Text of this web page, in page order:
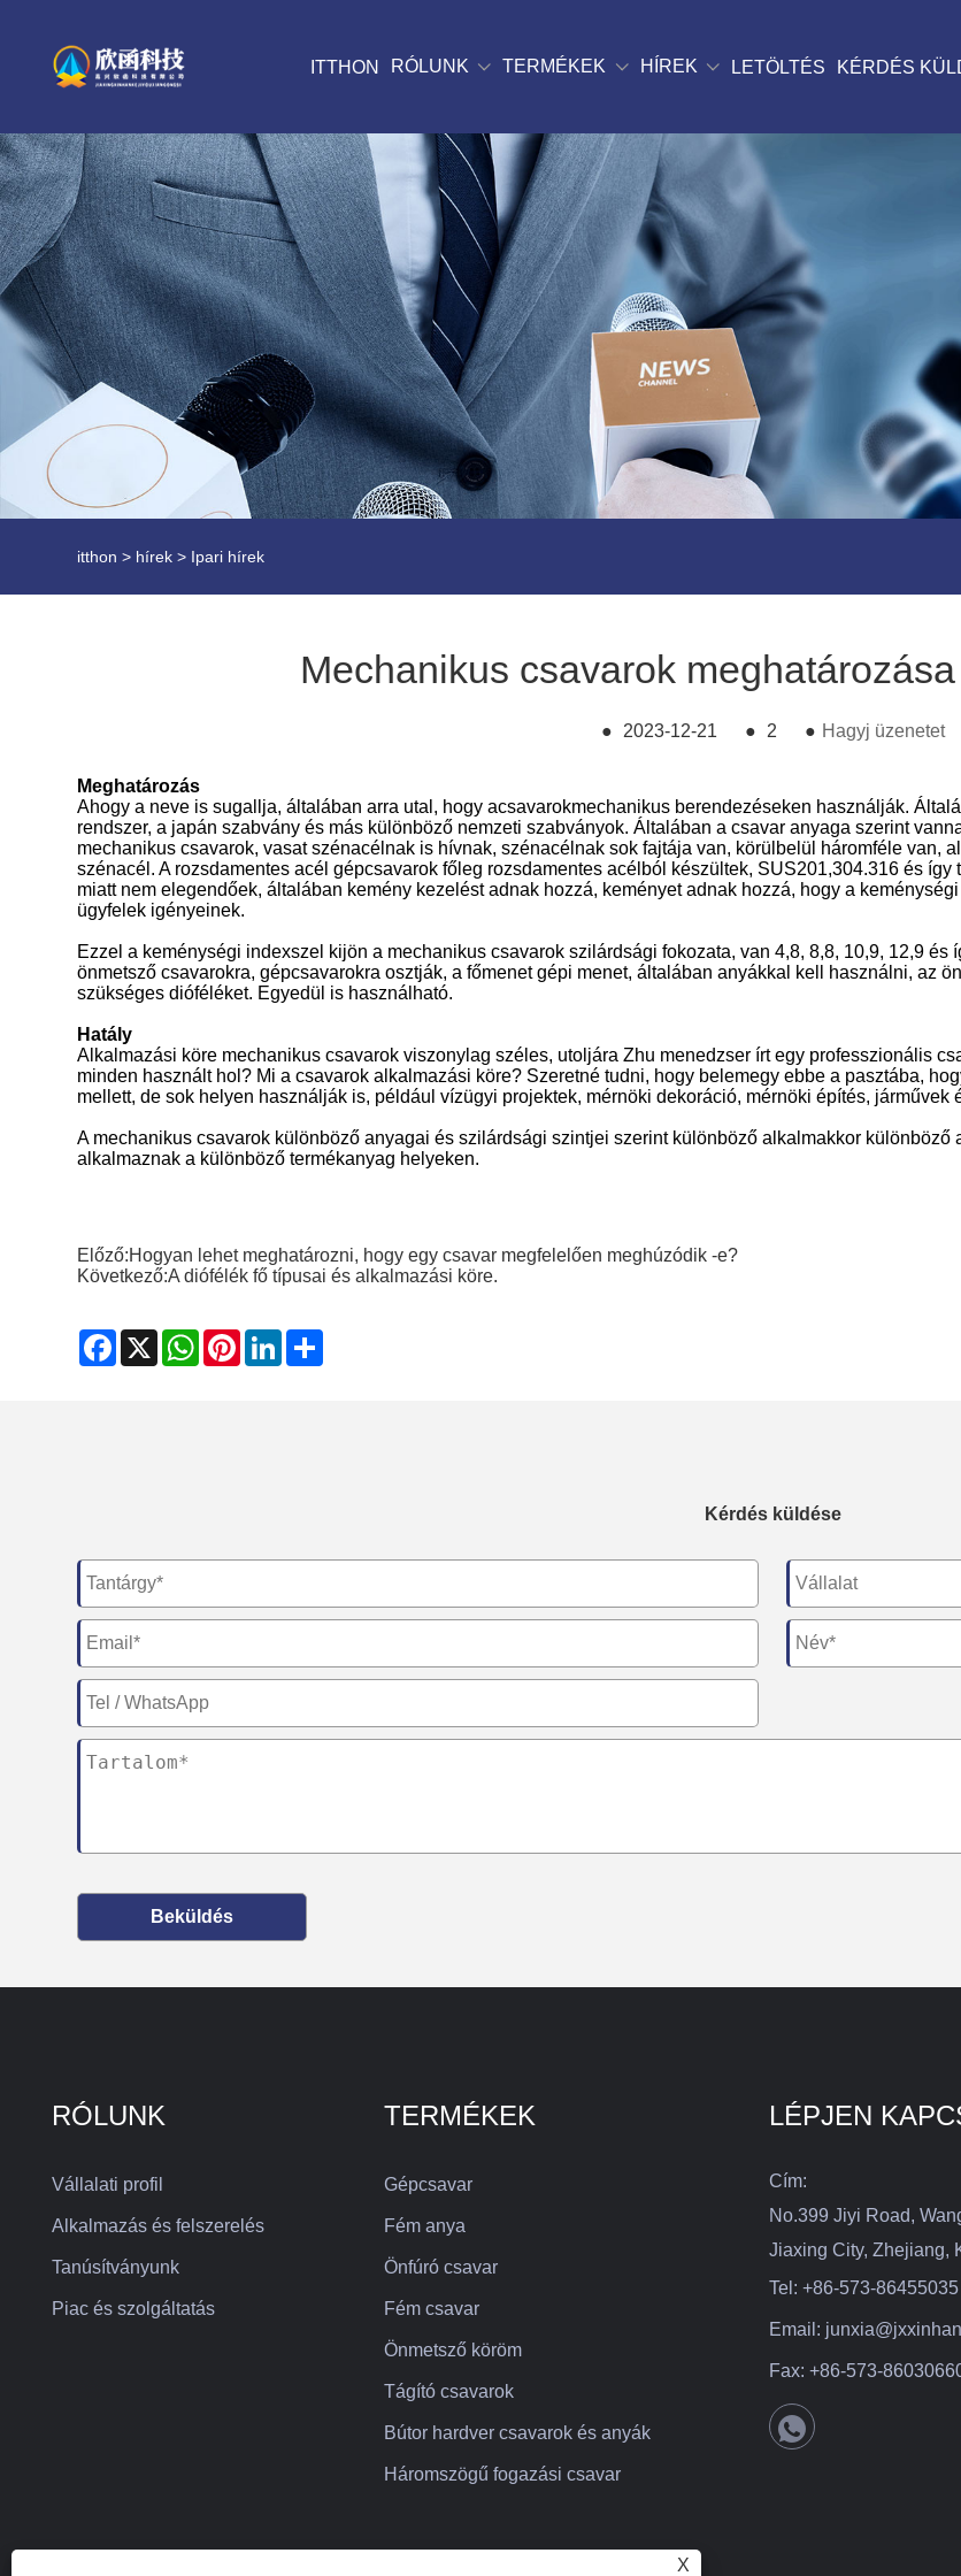
ITTHON RÓLUNK TERMÉKEK HÍREK LETÖLTÉS KÉRDÉS
itthon > hírek > Ipari hírek
Mechanikus csavarok
● 2023-12-21 ● 2 ● Hagyj üzenetet
Meghatározás
Ahogy a neve is sugallja, általában arra utal, hogy acsavarokmechanikus berendezéseken használják.
rendszer, a japán szabvány és más különböző nemzeti szabványok. Általában a csavar anyaga szerint
mechanikus csavarok, vasat szénacélnak is hívnak, szénacélnak sok fajtája van, körülbelül háromféle van,
szénacél. A rozsdamentes acél gépcsavarok főleg rozsdamentes acélból készültek, SUS201,304.316 és
miatt nem elegendőek, általában kemény kezelést adnak hozzá, keményet adnak hozzá, hogy a
ügyfelek igényeinek.
Ezzel a keménységi indexszel kijön a mechanikus csavarok szilárdsági fokozata, van 4,8, 8,8, 10,9, 12,9
önmetsző csavarokra, gépcsavarokra osztják, a főmenet gépi menet, általában anyákkal kell használni, az
szükséges dióféléket. Egyedül is használható.
Hatály
Alkalmazási köre mechanikus csavarok viszonylag széles, utoljára Zhu menedzser írt egy professzionális
minden használt hol? Mi a csavarok alkalmazási köre? Szeretné tudni, hogy belemegy ebbe a pasztába,
mellett, de sok helyen használják is, például vízügyi projektek, mérnöki dekoráció, mérnöki építés, járművek
A mechanikus csavarok különböző anyagai és szilárdsági szintjei szerint különböző alkalmakkor
alkalmaznak a különböző termékanyag helyeken.
Előző:Hogyan lehet meghatározni, hogy egy csavar megfelelően meghúzódik -e?
Következő:A diófélék fő típusai és alkalmazási köre.
Facebook
X WhatsApp
PinterestLinkedIn
Kérdés küldése
Beküldés
RÓLUNK
Vállalati profil
Alkalmazás és felszerelés
Tanúsítványunk
Piac és szolgáltatás
TERMÉKEK
Gépcsavar
Fém anya
Önfúró csavar
Fém csavar
Önmetsző köröm
Tágító csavarok
Bútor hardver csavarok és anyák
Háromszögű fogazási csavar
LÉPJEN
Cím:
No.399 Jiyi Road,
Jiaxing City, Zhejiang,
Tel:+86-573-86455035
Email:
Fax:+86-573-
X